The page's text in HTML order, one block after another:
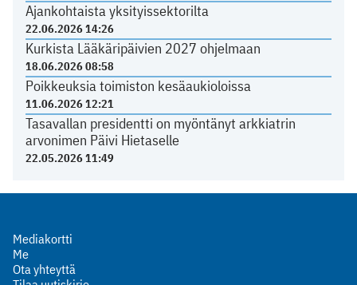
Ajankohtaista yksityissektorilta
22.06.2026 14:26
Kurkista Lääkäripäivien 2027 ohjelmaan
18.06.2026 08:58
Poikkeuksia toimiston kesäaukioloissa
11.06.2026 12:21
Tasavallan presidentti on myöntänyt arkkiatrin
arvonimen Päivi Hietaselle
22.05.2026 11:49
Mediakortti
Me
Ota yhteyttä